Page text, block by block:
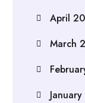
April
March